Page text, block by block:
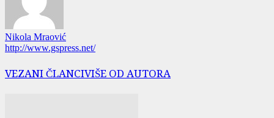
Nikola Mraović
http://www.gspress.net/
VEZANI ČLANCIVIŠE OD AUTORA